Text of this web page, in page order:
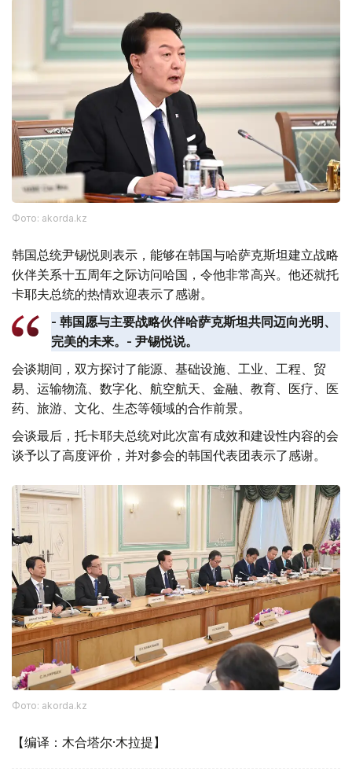
Фото: akorda.kz
韩国总统尹锡悦则表示，能够在韩国与哈萨克斯坦建立战略
伙伴关系十五周年之际访问哈国，令他非常高兴。他还就托
卡耶夫总统的热情欢迎表示了感谢。
- 韩国愿与主要战略伙伴哈萨克斯坦共同迈向光明、
完美的未来。- 尹锡悦说。
会谈期间，双方探讨了能源、基础设施、工业、工程、贸
易、运输物流、数字化、航空航天、金融、教育、医疗、医
药、旅游、文化、生态等领域的合作前景。
会谈最后，托卡耶夫总统对此次富有成效和建设性内容的会
谈予以了高度评价，并对参会的韩国代表团表示了感谢。
Фото: akorda.kz
【编译：木合塔尔·木拉提】